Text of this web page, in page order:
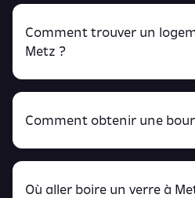
Comment trouver un
Metz ?
Retrouve tout ça
Comment obtenir une
Où aller boire un verre à